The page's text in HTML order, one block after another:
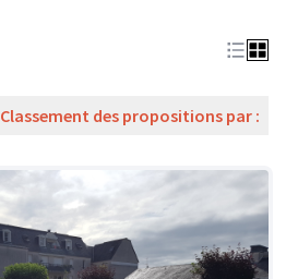
Classement des propositions par :